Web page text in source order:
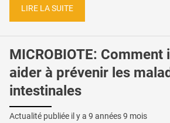
LIRE LA SUITE
MICROBIOTE: Comment
aider à prévenir les
intestinales
Actualité publiée il y a 9 années 9 mois